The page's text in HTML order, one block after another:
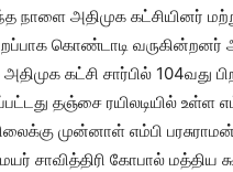
நாளை அதிமுக கட்சியினர்
கொண்டாடி
கட்சி சார்பில் 104வது
தஞ்சை ரயிலடியில் உள்ள
முன்னாள் எம்பி
சாவித்திரி கோபால் மத்திய